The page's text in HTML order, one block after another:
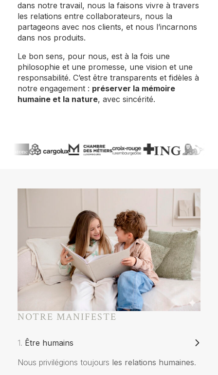
dans notre travail, nous la faisons vivre à travers
les relations entre collaborateurs, nous la
partageons avec nos clients, et nous l’incarnons
dans nos produits.
Le bon sens, pour nous, est à la fois une
philosophie et une promesse, une vision et une
responsabilité. C’est être transparents et fidèles à
notre engagement : préserver la mémoire
humaine et la nature, avec sincérité.
NOTRE MANIFESTE
1. Être humains
Nous privilégions toujours les relations humaines.